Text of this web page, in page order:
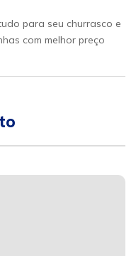
para seu churrasco e
com melhor preço